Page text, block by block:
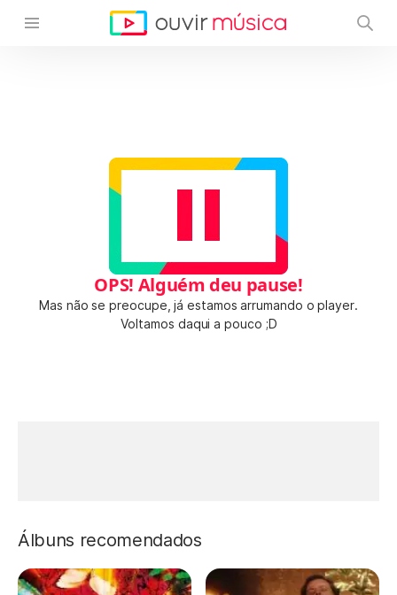
OPS! Alguém deu pause!
Mas não se preocupe, já estamos arrumando o player.
Voltamos daqui a pouco ;D
Álbuns recomendados